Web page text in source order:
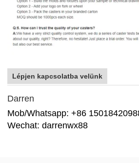
Lépjen kapcsolatba velünk
Darren
Mob/Whatsapp: +86
Wechat: darrenwx88